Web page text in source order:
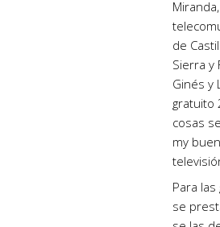
de
Sierra y
Ginés y
gratuito
cosas
my
Para
se